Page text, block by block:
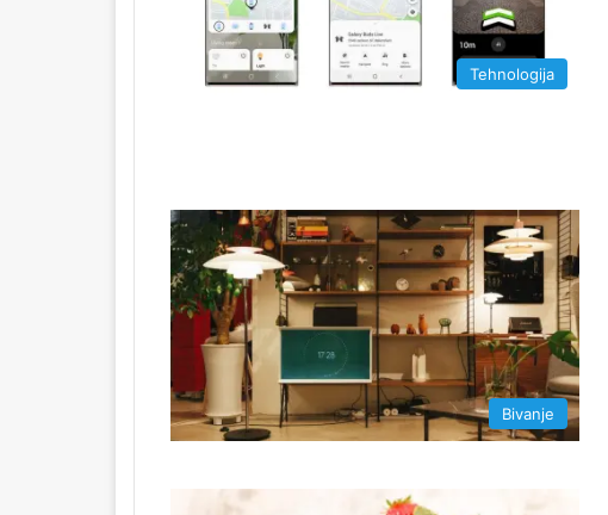
Tehnologija
Bivanje